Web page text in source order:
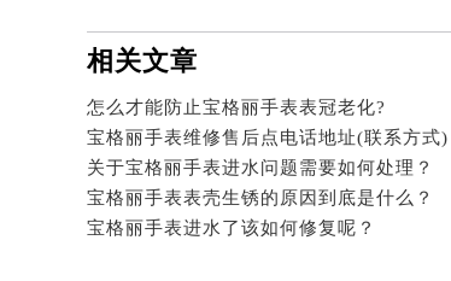
辽宁省铁岭市银州区南马
辽宁省营口市站前区市府
辽宁省沈阳市沈河区中街
辽宁省沈阳市沈河区中街
相关文章
怎么才能防止宝格丽手表表冠老化?
宝格丽手表维修售后点电话地址(联系方式)
关于宝格丽手表进水问题需要如何处理？
宝格丽手表表壳生锈的原因到底是什么？
宝格丽手表进水了该如何修复呢？